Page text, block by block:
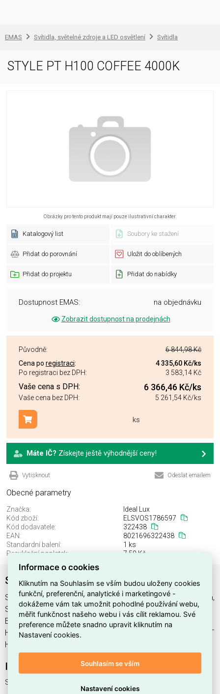
EMAS Svítidla, světelné zdroje a LED osvětlení Svítidla
STYLE PT H100 COFFEE 4000K
Obrázky pro tento produkt mají pouze ilustrativní charakter.
Katalogový list Soubory ke stažení
Přidat do porovnání Uložit do oblíbených
Přidat do projektu Přidat do nabídky
Dostupnost EMAS: na objednávku
Zobrazit dostupnost na prodejnách
Původně:
6 844,98 Kč
Cena po registraci: 4 335,60 Kč/ks
Po registraci bez DPH:
3 583,14 Kč
Vaše cena s DPH: 6 366,46 Kč/ks
Vaše cena bez DPH: 5 261,54 Kč/ks
ks
Přidat do košíku
Máte IČ? Získejte ještě výhodnější ceny!
Vytisknout Odeslat emailem
Obecné parametry
Značka:
Ideal Lux
Kód zboží:
ELSVOS1786597
Kód dodavatele:
322438
EAN:
8021696322438
Standardní balení:
1 ks
Recyklační poplatek:
7,50 Kč
STYLE PT H100 COFFEE 4000K
STYLE PT H100 COFFEE 4000K najdete v kategoriích Svítidla,
Svítidla, světelné zdroje a LED osvětlení, výrobce Ideal Lux,
EAN 8021696322438, kód dodavatele 322438. STYLE PT
H100 COFFEE 4000K nabízíme od 1 ks. Kód EMAS STYLE PT
H100 COFFEE 4000K je ELSVOS1786597.
Interní název produktu
STYLE PT H100 COFFEE 4000K
Informace o cookies
Kliknutím na Souhlasím se vším budou uloženy cookies
funkční, preferenční, analytické i marketingové -
dokážeme vám tak umožnit pohodlné používání webu,
měřit funkčnost našeho webu i vás cílit reklamou. Své
preference můžete snadno upravit kliknutím na
Nastavení cookies.
Souhlasím se vším
Nastavení cookies